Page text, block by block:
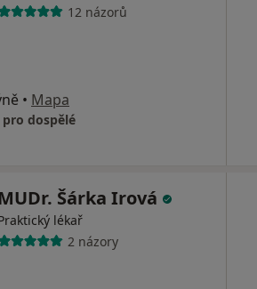
12 názorů
• Mapa
dospělé
MUDr. Šárka Irová
lékař
2 názory